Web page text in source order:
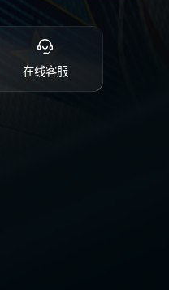
在线客服